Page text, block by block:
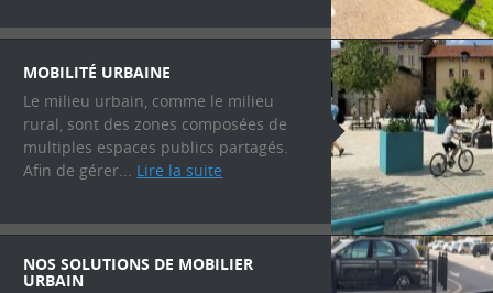
MOBILITÉ URBAINE
Le milieu urbain, comme le milieu
rural, sont des zones composées de
multiples espaces publics partagés.
Afin de gérer... Lire la suite
NOS SOLUTIONS DE MOBILIER
URBAIN